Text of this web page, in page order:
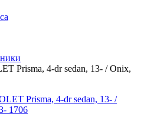
Prisma, 4-dr sedan, 13- / Onix,